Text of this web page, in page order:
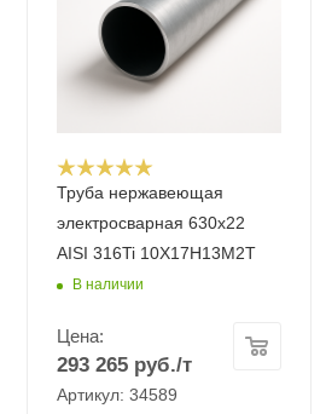
Труба нержавеющая
электросварная 630х22
AISI 316Ti 10Х17Н13М2Т
В наличии
Цена:
293 265руб./т
Артикул: 34589